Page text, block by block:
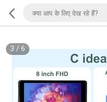
3 / 6